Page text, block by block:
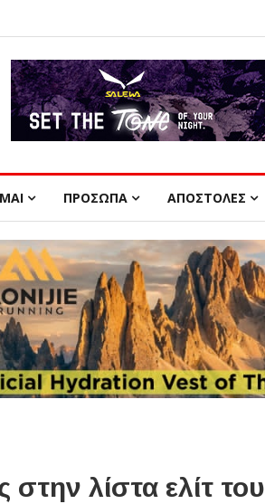
ΠΡΟΣΩΠΑ ΑΠΟΣΤΟΛΕΣ
λίστα ελίτ του